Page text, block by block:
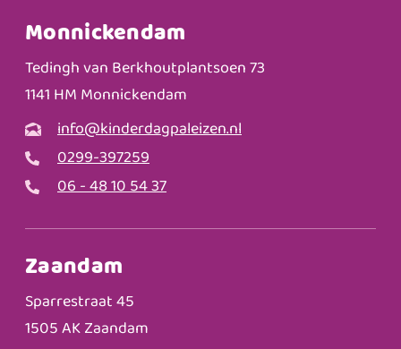
Monnickendam
Tedingh van Berkhoutplantsoen 73
1141 HM Monnickendam
info@kinderdagpaleizen.nl
0299-397259
06 - 48 10 54 37
Zaandam
Sparrestraat 45
1505 AK Zaandam